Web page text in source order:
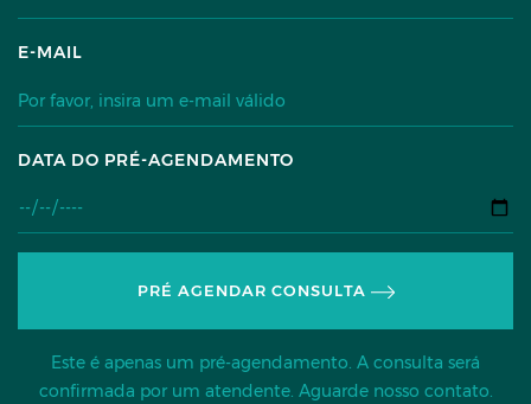
E-MAIL
DATA DO PRÉ-AGENDAMENTO
PRÉ AGENDAR CONSULTA
Este é apenas um pré-agendamento. A consulta será
confirmada por um atendente. Aguarde nosso contato.